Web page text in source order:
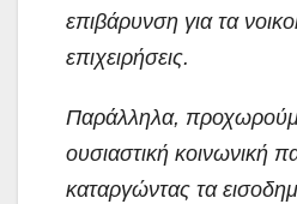
επιβάρυνση για τα
επιχειρήσεις.
Παράλληλα,
ουσιαστική κοινωνική
καταργώντας τα